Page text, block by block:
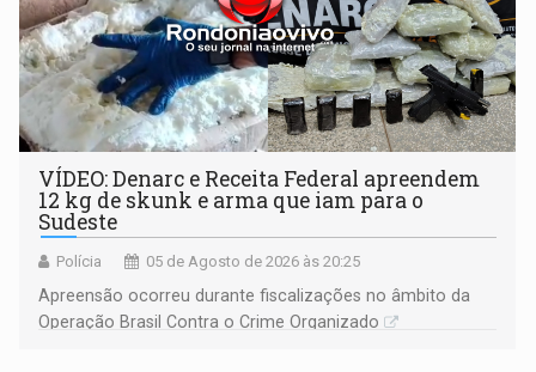
VÍDEO: Denarc e Receita Federal apreendem
12 kg de skunk e arma que iam para o
Sudeste
Polícia 05 de Agosto de 2026 às 20:25
Apreensão ocorreu durante fiscalizações no âmbito da
Operação Brasil Contra o Crime Organizado